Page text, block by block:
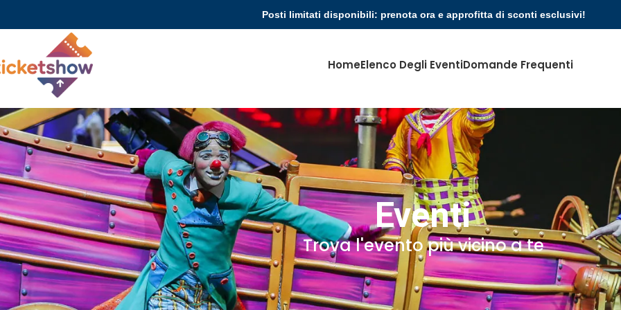
Posti limitati disponibili: prenota ora e approfitta di sconti esclusivi!
HomeElenco Degli EventiDomande Frequenti
Eventi
Trova l'evento più vicino a te